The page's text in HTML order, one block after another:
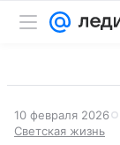
10 февраля 2026
Светская жизнь